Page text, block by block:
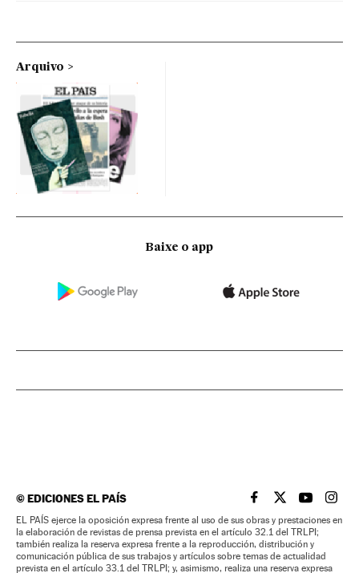
Arquivo
Baixe o app
©EDICIONES EL PAÍS EL PAÍS BRASIL EN
EL PAÍSEL PAÍS
EL
EL PAÍS ejerce la oposición expresa frente al uso de sus obras y prestaciones en
la elaboración de revistas de prensa prevista en el artículo 32.1 del TRLPI;
también realiza la reserva expresa frente a la reproducción, distribución y
comunicación pública de sus trabajos y artículos sobre temas de actualidad
prevista en el artículo 33.1 del TRLPI; y, asimismo, realiza una reserva expresa